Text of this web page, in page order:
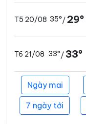
T5 20/08 35°/ 29°
T6 21/08 33°/33°
Ngày mai
7 ngày tới